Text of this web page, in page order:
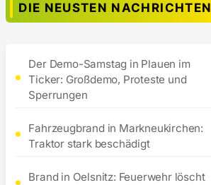
DIE NEUSTEN NACHRICHTEN
Der Demo-Samstag in Plauen im
Ticker: Großdemo, Proteste und
Sperrungen
Fahrzeugbrand in Markneukirchen:
Traktor stark beschädigt
Brand in Oelsnitz: Feuerwehr löscht